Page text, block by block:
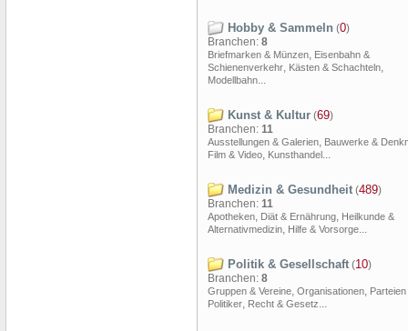
Hobby & Sammeln (0)
Branchen: 8
Briefmarken & Münzen, Eisenbahn &
Schienenverkehr, Kästen & Schachteln,
Modellbahn...
Kunst & Kultur (69)
Branchen: 11
Ausstellungen & Galerien, Bauwerke &
Film & Video, Kunsthandel...
Medizin & Gesundheit (489)
Branchen: 11
Apotheken, Diät & Ernährung, Heilkunde &
Alternativmedizin, Hilfe & Vorsorge...
Politik & Gesellschaft (10)
Branchen: 8
Gruppen & Vereine, Organisationen, Parteien
Politiker, Recht & Gesetz...